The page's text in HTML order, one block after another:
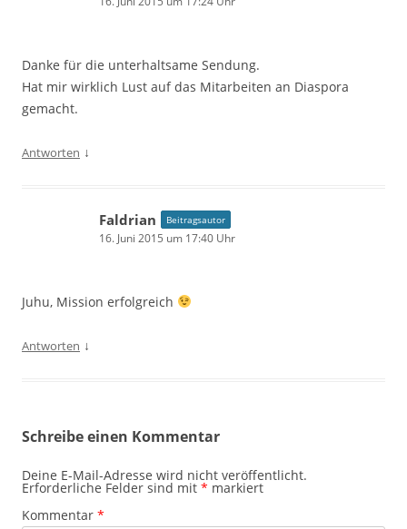
Danke für die unterhaltsame Sendung.
Hat mir wirklich Lust auf das Mitarbeiten an Diaspora
gemacht.
Antworten ↓
Faldrian Beitragsautor
16. Juni 2015 um 17:40 Uhr
Juhu, Mission erfolgreich
Antworten ↓
Schreibe einen Kommentar
Deine E-Mail-Adresse wird nicht veröffentlicht.
Erforderliche Felder sind mit * markiert
Kommentar *